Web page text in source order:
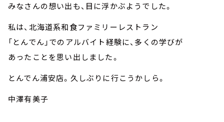
みなさんの想い出も、目に浮かぶようでした。
私は、北海道系和食ファミリーレストラン
「とんでん」でのアルバイト経験に、多くの学びが
あったことを思い出しました。
とんでん浦安店。久しぶりに行こうかしら。
中澤有美子